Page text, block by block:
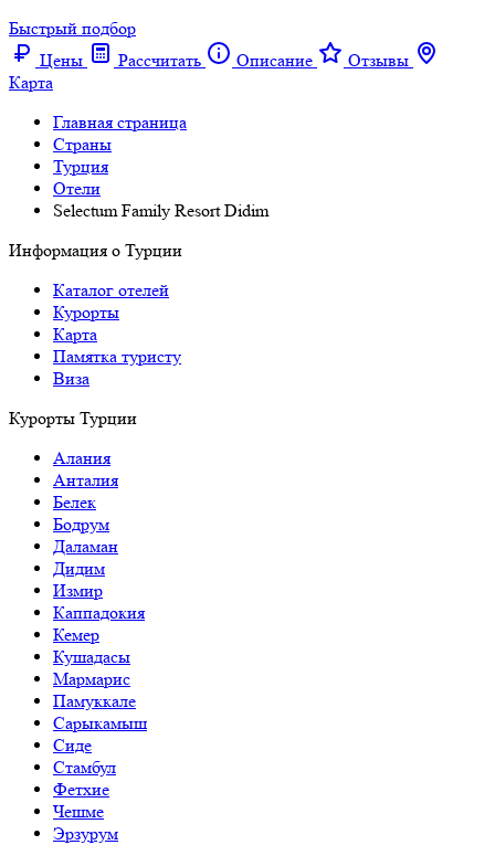
Быстрый подбор
Цены
Рассчитать Описание
Отзывы
Карта
Главная страница
Cтраны
Турция
Отели
Selectum Family Resort Didim
Информация о Турции
Каталог отелей
Курорты
Карта
Памятка туристу
Виза
Курорты Турции
Алания
Анталия
Белек
Бодрум
Даламан
Дидим
Измир
Каппадокия
Кемер
Кушадасы
Мармарис
Памуккале
Сарыкамыш
Сиде
Стамбул
Фетхие
Чешме
Эрзурум